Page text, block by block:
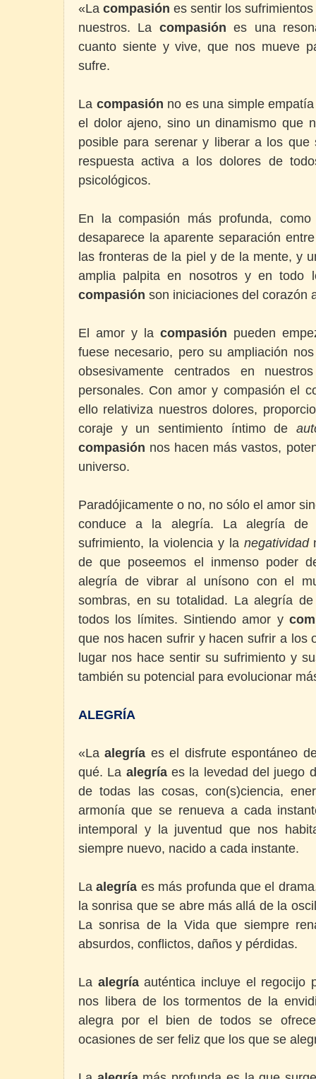
«La compasión es sentir los
nuestros. La compasión es una
cuanto siente y vive, que nos mueve
sufre.
La compasión no es una simple
el dolor ajeno, sino un dinamismo que
posible para serenar y liberar a los
respuesta activa a los dolores de
psicológicos.
En la compasión más profunda,
desaparece la aparente separación
las fronteras de la piel y de la mente, y
amplia palpita en nosotros y en
compasión son iniciaciones del corazón
El amor y la compasión pueden
fuese necesario, pero su ampliación
obsesivamente centrados en
personales. Con amor y compasión el
ello relativiza nuestros dolores,
coraje y un sentimiento íntimo de
compasión nos hacen más vastos,
universo.
Paradójicamente o no, no sólo el amor
conduce a la alegría. La alegría de
sufrimiento, la violencia y la negatividad
de que poseemos el inmenso poder
alegría de vibrar al unísono con el
sombras, en su totalidad. La alegría
todos los límites. Sintiendo amor y
que nos hacen sufrir y hacen sufrir a los
lugar nos hace sentir su sufrimiento y
también su potencial para evolucionar
ALEGRÍA
«Laalegría es el disfrute espontáneo
qué. La alegríaes la levedad del juego
de todas las cosas, con(s)ciencia,
armonía que se renueva a cada
intemporal y la juventud que nos
siempre nuevo, nacido a cada instante.
Laalegría es más profunda que el
la sonrisa que se abre más allá de la
La sonrisa de la Vida que siempre
absurdos, conflictos, daños y pérdidas.
La alegríaauténtica incluye el regocijo
nos libera de los tormentos de la
alegra por el bien de todos se
ocasiones de ser feliz que los que se